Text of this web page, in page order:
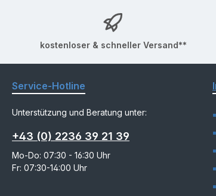
kostenloser & schneller Versand**
Service-Hotline
Unterstützung und Beratung unter:
+43 (0) 2236 39 21 39
Mo-Do: 07:30 - 16:30 Uhr
Fr: 07:30-14:00 Uhr